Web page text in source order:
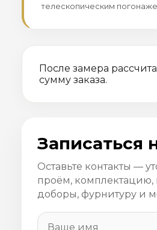
телескопическим
После замера
сумму заказа.
Записаться
Оставьте контакты —
проём, комплектацию,
доборы, фурнитуру и